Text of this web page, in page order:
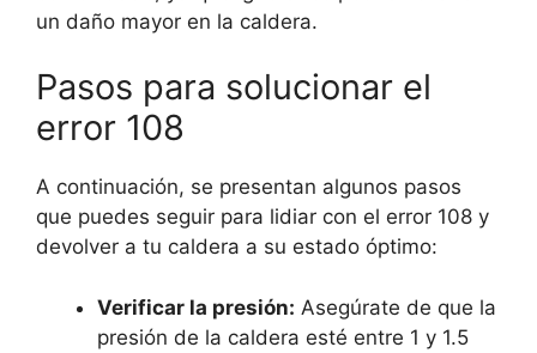
un daño mayor en la caldera.
Pasos para solucionar el
error 108
A continuación, se presentan algunos pasos
que puedes seguir para lidiar con el error 108 y
devolver a tu caldera a su estado óptimo:
Verificar la presión: Asegúrate de que la
presión de la caldera esté entre 1 y 1.5